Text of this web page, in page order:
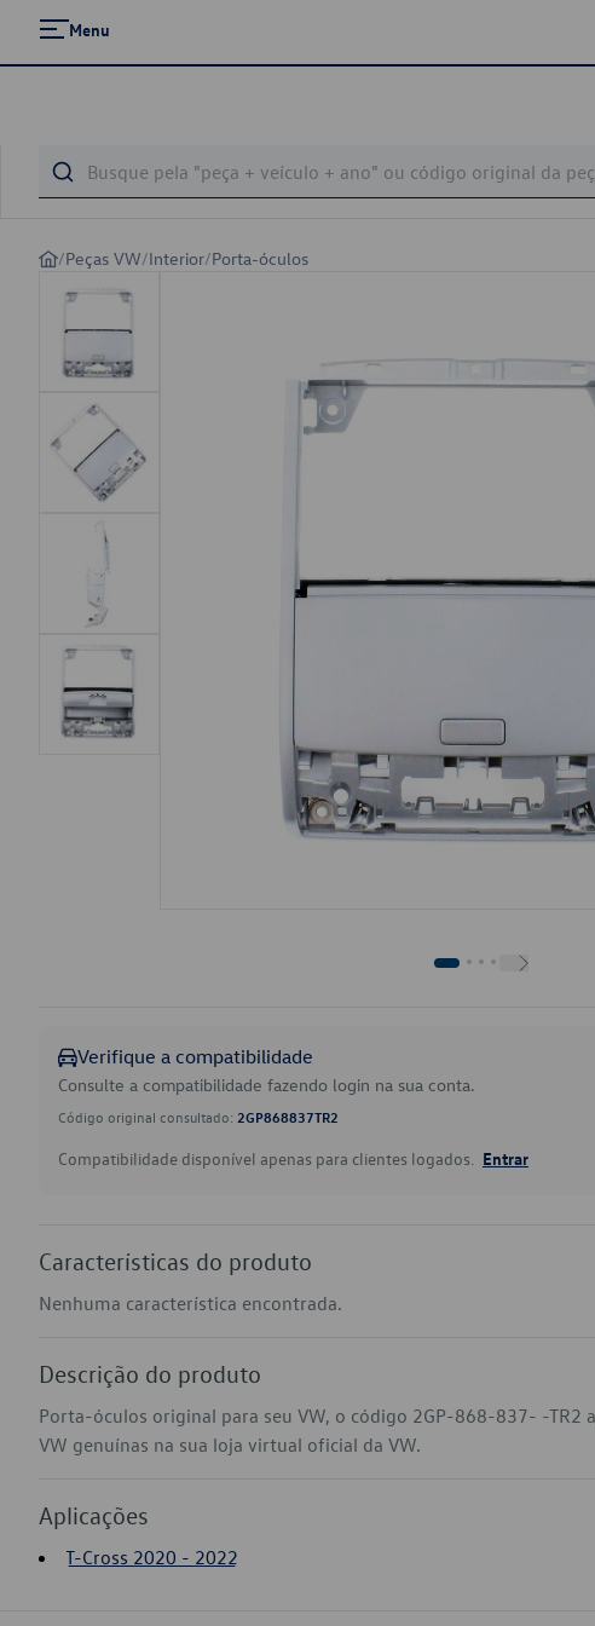
Menu
/Peças VW/Interior/Porta-óculos
Verifique a compatibilidade
Consulte a compatibilidade fazendo login na sua conta.
Código original consultado: 2GP868837TR2
Compatibilidade disponível apenas para clientes logados. Entrar
Características do produto
Nenhuma característica encontrada.
Descrição do produto
Porta-óculos original para seu VW, o código 2GP-868-837- -TR2
VW genuínas na sua loja virtual oficial da VW.
Aplicações
T-Cross 2020 - 2022